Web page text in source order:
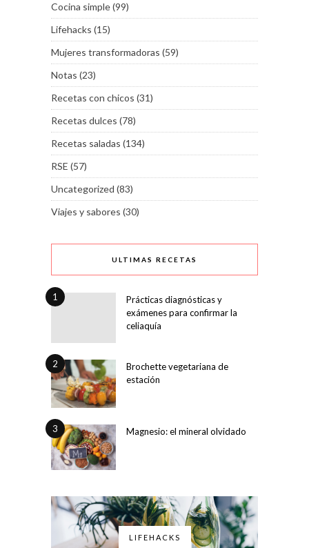
Cocina simple(99)
Lifehacks (15)
Mujeres transformadoras (59)
Notas (23)
Recetas con chicos (31)
Recetas dulces (78)
Recetas saladas (134)
RSE (57)
Uncategorized (83)
Viajes y sabores (30)
ULTIMAS RECETAS
1
Prácticas diagnósticas y
exámenes para confirmar la
celiaquía
2
Brochette vegetariana de
estación
3 Magnesio: el mineral olvidado
LIFEHACKS